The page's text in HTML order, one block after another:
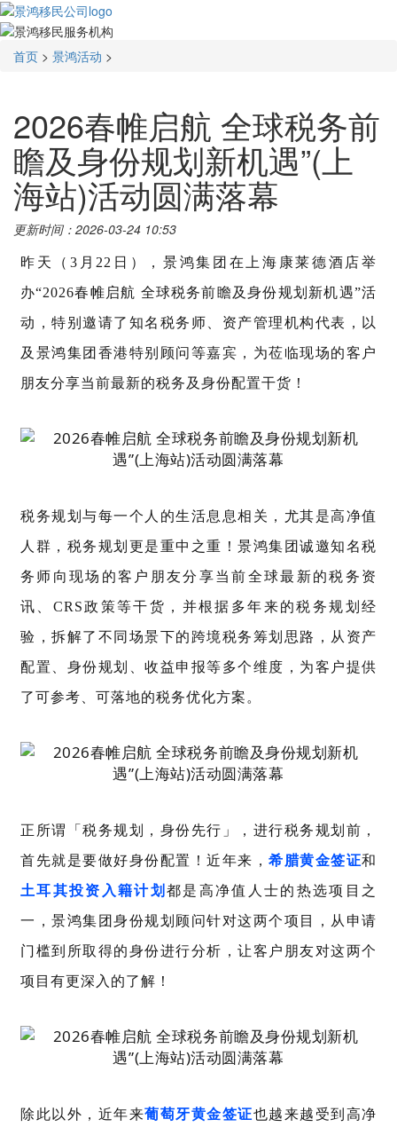
首页 > 景鸿活动 >
2026春帷启航 全球税务前
瞻及身份规划新机遇”(上
海站)活动圆满落幕
更新时间：2026-03-24 10:53
昨天（3月22日）， 景鸿集团 在上海康莱德酒店举
办“2026春帷启航 全球税务前瞻及身份规划新机遇”活
动，特别邀请了知名税务师、资产管理机构代表，以
及景鸿集团香港特别顾问等嘉宾，为莅临现场的客户
朋友分享当前最新的税务及身份配置干货！
税务规划与每一个人的生活息息相关，尤其是高净值
人群，税务规划更是重中之重！景鸿集团诚邀知名税
务师向现场的客户朋友分享当前全球最新的税务资
讯、 CRS政策等干货，并根据多年来的税务规划经
验，拆解了不同场景下的跨境税务筹划思路，从资产
配置、身份规划、收益申报等多个维度，为客户提供
了可参考、可落地的税务优化方案。
正所谓「税务规划，身份先行」，进行税务规划前，
首先就是要做好身份配置！近年来， 希腊黄金签证和
土耳其投资入籍计划 都是高净值人士的热选项目之
一，景鸿集团身份规划顾问针对这两个项目，从申请
门槛到所取得的身份进行分析，让客户朋友对这两个
项目有更深入的了解！
除此以外，近年来葡萄牙黄金签证也越来越受到高净